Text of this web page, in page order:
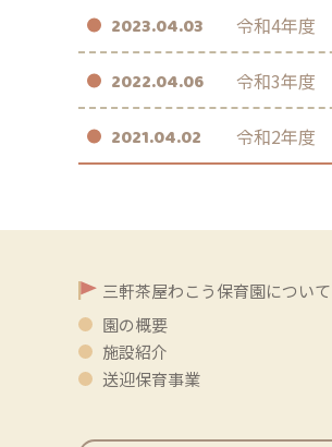
2023.04.03 令和4年度
2022.04.06 令和3年度
2021.04.02 令和2年度
三軒茶屋わこう保育園について
園の概要
施設紹介
送迎保育事業